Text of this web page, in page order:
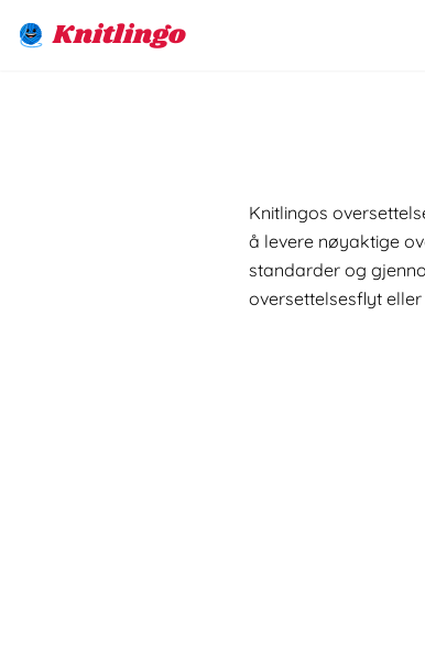
Knitlingo
Knitlingos
å levere nøyaktige
standarder og
oversettelsesflyt